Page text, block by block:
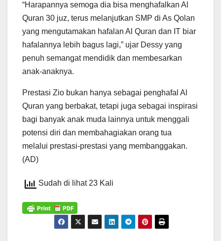
“Harapannya semoga dia bisa menghafalkan Al
Quran 30 juz, terus melanjutkan SMP di As Qolan
yang mengutamakan hafalan Al Quran dan IT biar
hafalannya lebih bagus lagi,” ujar Dessy yang
penuh semangat mendidik dan membesarkan
anak-anaknya.
Prestasi Zio bukan hanya sebagai penghafal Al
Quran yang berbakat, tetapi juga sebagai inspirasi
bagi banyak anak muda lainnya untuk menggali
potensi diri dan membahagiakan orang tua
melalui prestasi-prestasi yang membanggakan.
(AD)
Sudah di lihat 23 Kali